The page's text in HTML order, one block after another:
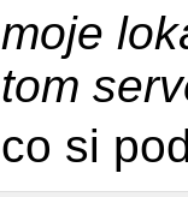
moje
tom
co si